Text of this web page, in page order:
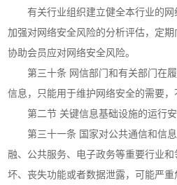
有关行业组织建立健全本行业的网
加强对网络安全风险的分析评估，定期
协助会员应对网络安全风险。
第三十条 网信部门和有关部门在履
信息，只能用于维护网络安全的需要，
第二节 关键信息基础设施的运行
第三十一条 国家对公共通信和信息
融、公共服务、电子政务等重要行业
坏、丧失功能或者数据泄露，可能严